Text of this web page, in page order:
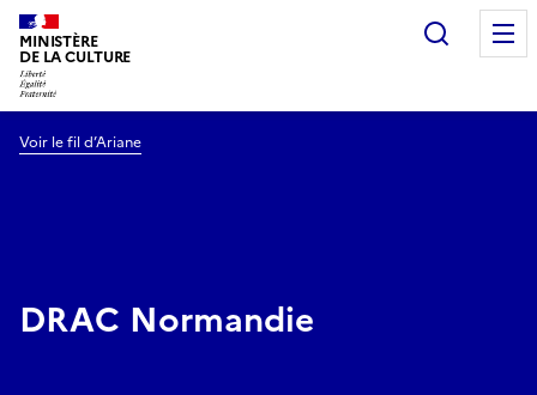
MINISTÈRE
DE LA CULTURE
Voir le fil d’Ariane
DRAC Normandie